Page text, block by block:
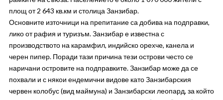
площ от 2 643 кв.км и столица Занзибар.
Основните източници на препитание са добива на подправки,
лико от рафия и туризъм. Занзибар е известна с
производството на карамфил, индийско орехче, канела и
черен пипер. Поради тази причина тези острови често се
наричани островите на подправките. Занзибар може да се
похвали и с някои ендемични видове като Занзибарския
червен колобус (вид маймуна) и Занзибарски леопард, за който